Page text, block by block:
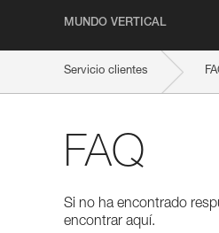
MUNDO VERTICAL
Servicio clientes
FAQ
Si no ha encontrado
encontrar aquí.